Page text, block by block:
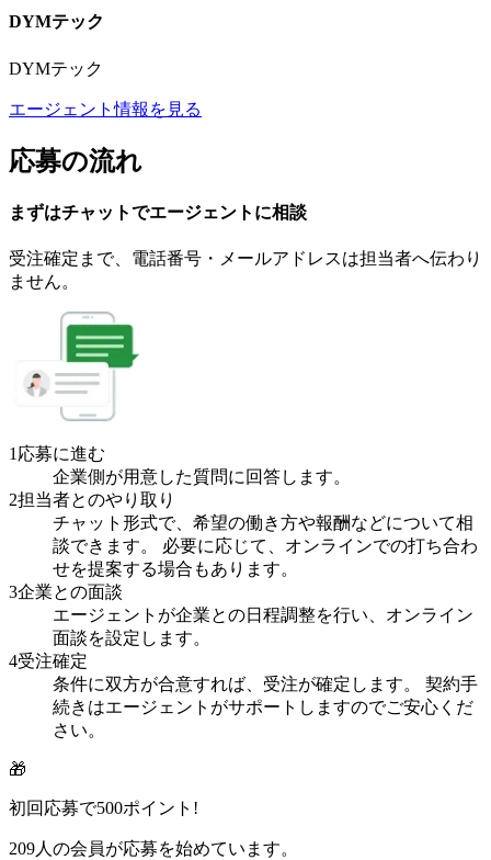
DYMテック
DYMテック
エージェント情報を見る
応募の流れ
まずはチャットでエージェント に相談
受注確定まで、 電話番号・メールアドレスは担当者へ伝わり
ません。
1 応募に進む
企業側が用意した質問に回答します。
2担当者とのやり取り
チャット形式で、希望の働き方や報酬などについて相
談できます。 必要に応じて、オンラインでの打ち合わ
せを提案する場合もあります。
3企業との面談
エージェントが企業との日程調整を行い、オンライン
面談を設定します。
4受注確定
条件に双方が合意すれば、受注が確定します。 契約手
続きはエージェントがサポートしますのでご安心くだ
さい。
🎁
初回応募で500ポイント!
209人の会員が応募を始めています。